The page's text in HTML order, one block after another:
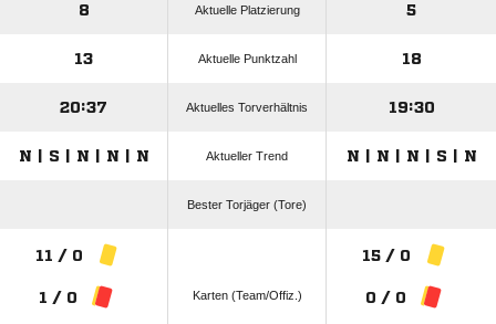
8 Aktuelle Platzierung 5
13 Aktuelle Punktzahl 18
20:37 Aktuelles Torverhältnis 19:30
N | S | N | N | N Aktueller Trend N | N | N | S | N
Bester Torjäger (Tore)
11 / 0
1 / 0 Karten (Team/Offiz.)
15 / 0
0 / 0